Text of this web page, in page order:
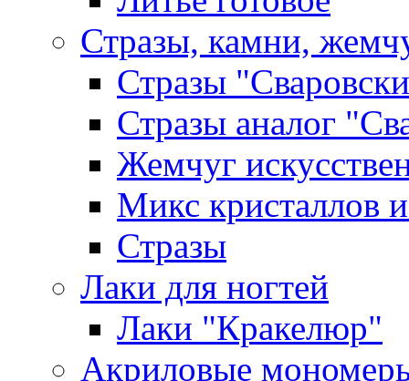
Стразы, камни,
Стразы
Стразы аналог
Жемчуг
Микс кристаллов
Стразы
Лаки для ногтей
Лаки "Кракелюр"
Акриловые